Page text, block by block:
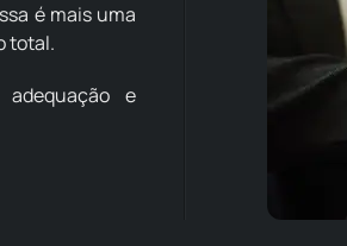
é mais uma
total.
e